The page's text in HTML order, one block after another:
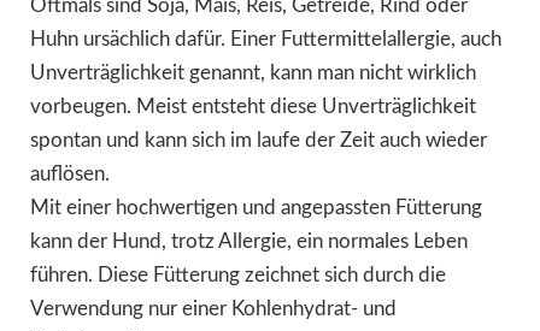
Oftmals sind Soja, Mais, Reis, Getreide, Rind oder
Huhn ursächlich dafür. Einer Futtermittelallergie, auch
Unverträglichkeit genannt, kann man nicht wirklich
vorbeugen. Meist entsteht diese Unverträglichkeit
spontan und kann sich im laufe der Zeit auch wieder
auflösen.
Mit einer hochwertigen und angepassten Fütterung
kann der Hund, trotz Allergie, ein normales Leben
führen. Diese Fütterung zeichnet sich durch die
Verwendung nur einer Kohlenhydrat- und